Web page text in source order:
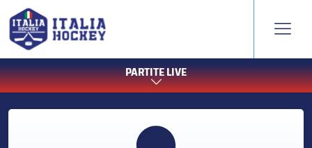
PARTITE LIVE